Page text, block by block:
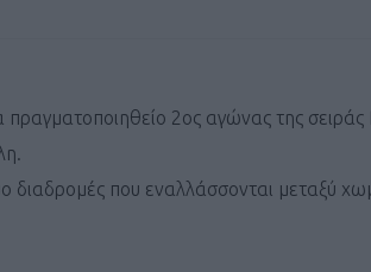
2ος αγώνας της
διαδρομές που εναλλάσσονται μεταξύ